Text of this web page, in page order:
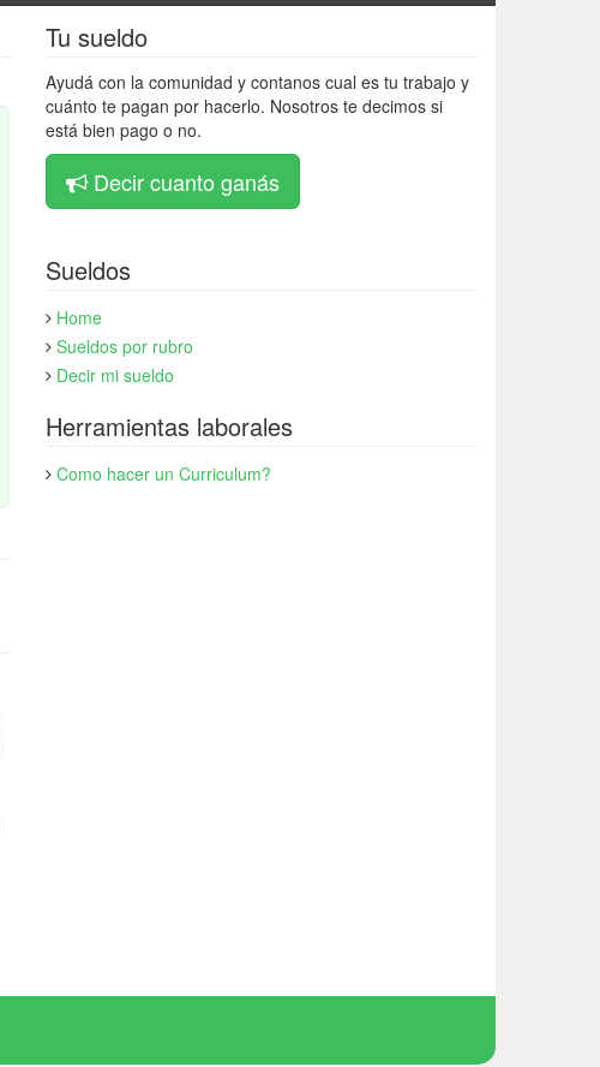
Tu sueldo
Ayudá con la comunidad y contanos cual es tu trabajo y
cuánto te pagan por hacerlo. Nosotros te decimos si
está bien pago o no.
Decir cuanto ganás
Sueldos
Home
Sueldos por rubro
Decir mi sueldo
Herramientas laborales
Como hacer un Curriculum?